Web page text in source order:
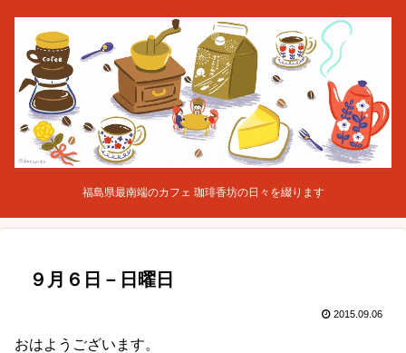
福島県最南端のカフェ 珈琲香坊の日々を綴ります
９月６日－日曜日
2015.09.06
おはようございます。